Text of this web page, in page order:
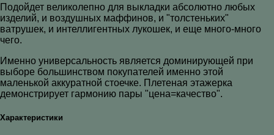
Подойдет великолепно для выкладки абсолютно любых
изделий, и воздушных маффинов, и "толстеньких"
ватрушек, и интеллигентных лукошек, и еще много-много
чего.
Именно универсальность является доминирующей при
выборе большинством покупателей именно этой
маленькой аккуратной стоечке. Плетеная этажерка
демонстрирует гармонию пары "цена=качество".
Характеристики